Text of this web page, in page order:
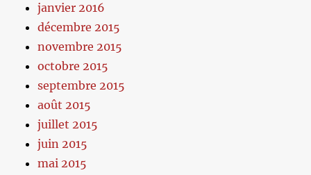
janvier 2016
décembre 2015
novembre 2015
octobre 2015
septembre 2015
août 2015
juillet 2015
juin 2015
mai 2015